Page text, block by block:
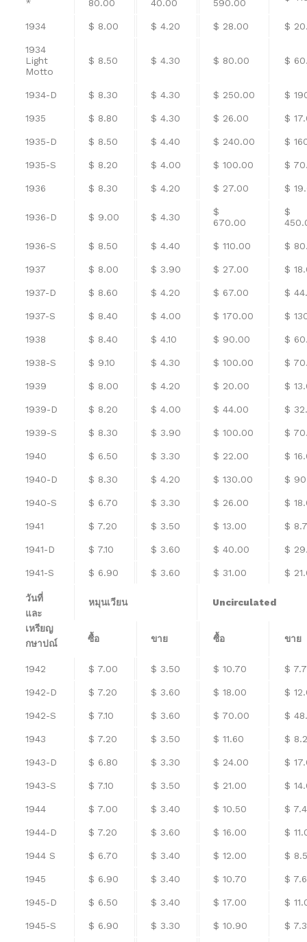
*
80.00
40.00
590.00
1934 $ 8.00 $ 4.20 $ 28.00 $
1934
Light
Motto
$ 8.50 $ 4.30 $ 80.00 $
1934-D $ 8.30 $ 4.30 $ 250.00 $
1935 $ 8.80 $ 4.30 $ 26.00 $
1935-D $ 8.50 $ 4.40 $ 240.00 $
1935-S $ 8.20 $ 4.00 $ 100.00 $
1936 $ 8.30 $ 4.20 $ 27.00 $
1936-D $ 9.00 $ 4.30
$
670.00
$
1936-S $ 8.50 $ 4.40 $ 110.00 $
1937 $ 8.00 $ 3.90 $ 27.00 $
1937-D $ 8.60 $ 4.20 $ 67.00 $
1937-S $ 8.40 $ 4.00 $ 170.00 $
1938 $ 8.40 $ 4.10 $ 90.00 $
1938-S $ 9.10 $ 4.30 $ 100.00 $
1939 $ 8.00 $ 4.20 $ 20.00 $
1939-D $ 8.20 $ 4.00 $ 44.00 $
1939-S $ 8.30 $ 3.90 $ 100.00 $
1940 $ 6.50 $ 3.30 $ 22.00 $
1940-D $ 8.30 $ 4.20 $ 130.00 $
1940-S $ 6.70 $ 3.30 $ 26.00 $
1941 $ 7.20 $ 3.50 $ 13.00 $
1941-D $ 7.10 $ 3.60 $ 40.00 $
1941-S $ 6.90 $ 3.60 $ 31.00 $
วันที่
และ
เหรียญ
กษาปณ์
หมุนเวียน Uncirculated
ซื้อ ขาย ซื้อ ขาย
1942 $ 7.00 $ 3.50 $ 10.70 $
1942-D $ 7.20 $ 3.60 $ 18.00 $
1942-S $ 7.10 $ 3.60 $ 70.00 $
1943 $ 7.20 $ 3.50 $ 11.60 $
1943-D $ 6.80 $ 3.30 $ 24.00 $
1943-S $ 7.10 $ 3.50 $ 21.00 $
1944 $ 7.00 $ 3.40 $ 10.50 $
1944-D $ 7.20 $ 3.60 $ 16.00 $
1944 S $ 6.70 $ 3.40 $ 12.00 $
1945 $ 6.90 $ 3.40 $ 10.70 $
1945-D $ 6.50 $ 3.40 $ 17.00 $
1945-S $ 6.90 $ 3.30 $ 10.90 $